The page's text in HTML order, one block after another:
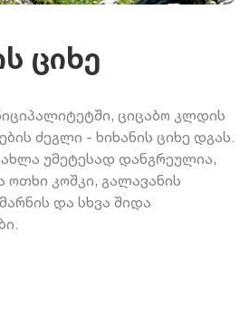
ციხე
ციცაბო კლდის
ძეგლი - ხიხანის ციხე დგას.
უმეტესად დანგრეულია,
ოთხი კოშკი, გალავანის
და სხვა შიდა